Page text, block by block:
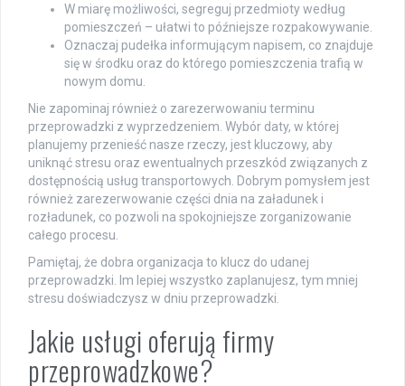
W miarę możliwości, segreguj przedmioty według
pomieszczeń – ułatwi to późniejsze rozpakowywanie.
Oznaczaj pudełka informującym napisem, co znajduje
się w środku oraz do którego pomieszczenia trafią w
nowym domu.
Nie zapominaj również o zarezerwowaniu terminu
przeprowadzki z wyprzedzeniem. Wybór daty, w której
planujemy przenieść nasze rzeczy, jest kluczowy, aby
uniknąć stresu oraz ewentualnych przeszkód związanych z
dostępnością usług transportowych. Dobrym pomysłem jest
również zarezerwowanie części dnia na załadunek i
rozładunek, co pozwoli na spokojniejsze zorganizowanie
całego procesu.
Pamiętaj, że dobra organizacja to klucz do udanej
przeprowadzki. Im lepiej wszystko zaplanujesz, tym mniej
stresu doświadczysz w dniu przeprowadzki.
Jakie usługi oferują firmy
przeprowadzkowe?